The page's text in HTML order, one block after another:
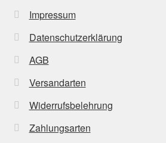
Impressum
Datenschutzerklärung
AGB
Versandarten
Widerrufsbelehrung
Zahlungsarten